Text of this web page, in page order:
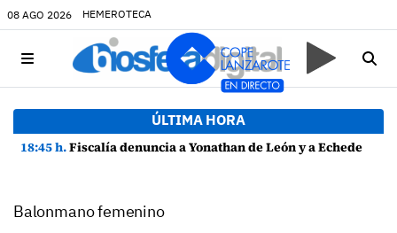
08 AGO 2026 HEMEROTECA
ÚLTIMA HORA
18:45 h.Fiscalía denuncia a Yonathan de León y a Echedey Eugenio por presuntas anomalías en contratos festivos
Balonmano femenino